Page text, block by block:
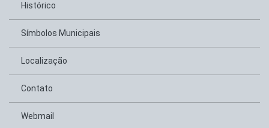
Histórico
Símbolos Municipais
Localização
Contato
Webmail